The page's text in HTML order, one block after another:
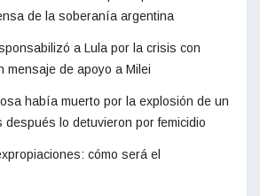
de la soberanía argentina
a Lula por la crisis con
mensaje de apoyo a Milei
había muerto por la explosión de un
después lo detuvieron por femicidio
cómo será el